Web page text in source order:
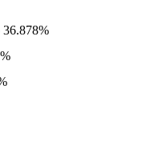
36.878%